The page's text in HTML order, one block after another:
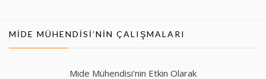
MIDE MÜHENDISI’NIN ÇALIŞMALARI
Mide Mühendisi'nin Etkin Olarak